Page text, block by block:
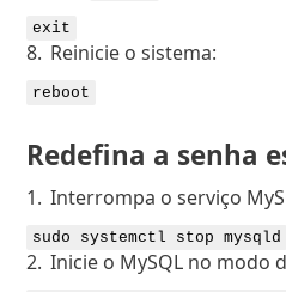
exit
8. Reinicie o sistema:
reboot
Redefina a senha
1. Interrompa o serviço
sudo systemctl stop mysqld
2. Inicie o MySQL no modo